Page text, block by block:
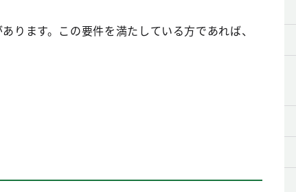
ります。この要件を満たしている方であれば、